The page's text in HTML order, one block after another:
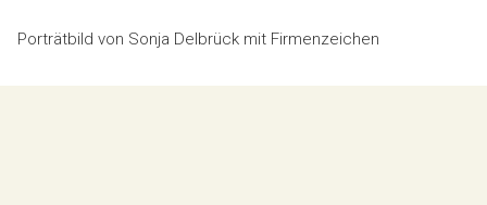
Porträtbild von Sonja Delbrück mit Firmenzeichen